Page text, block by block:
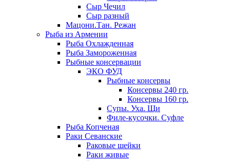
Сыр Чечил
Сыр разный
Мацони.Тан. Режан
Рыба из Армении
Рыба Охлажденная
Рыба Замороженная
Рыбные консервации
ЭКО ФУД
Рыбные консервы
Консервы 240 гр.
Консервы 160 гр.
Супы. Уха. Щи
Филе-кусочки. Суфле
Рыба Копченая
Раки Севанские
Раковые шейки
Раки живые